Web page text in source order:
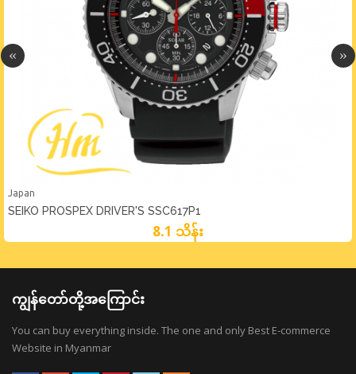
Japan
SEIKO PROSPEX DRIVER'S SSC617P1
8.1 သိန်း
ကျွန်တော်တို့အကြောင်း
You can buy everything inside. The one and only Best E-commerce
Website in Myanmar